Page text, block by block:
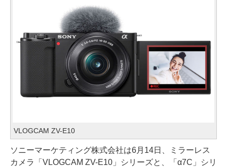
VLOGCAM ZV-E10
ソニーマーケティング株式会社は6月14日、ミラーレス
カメラ「VLOGCAM ZV-E10」シリーズと、「α7C」シリ